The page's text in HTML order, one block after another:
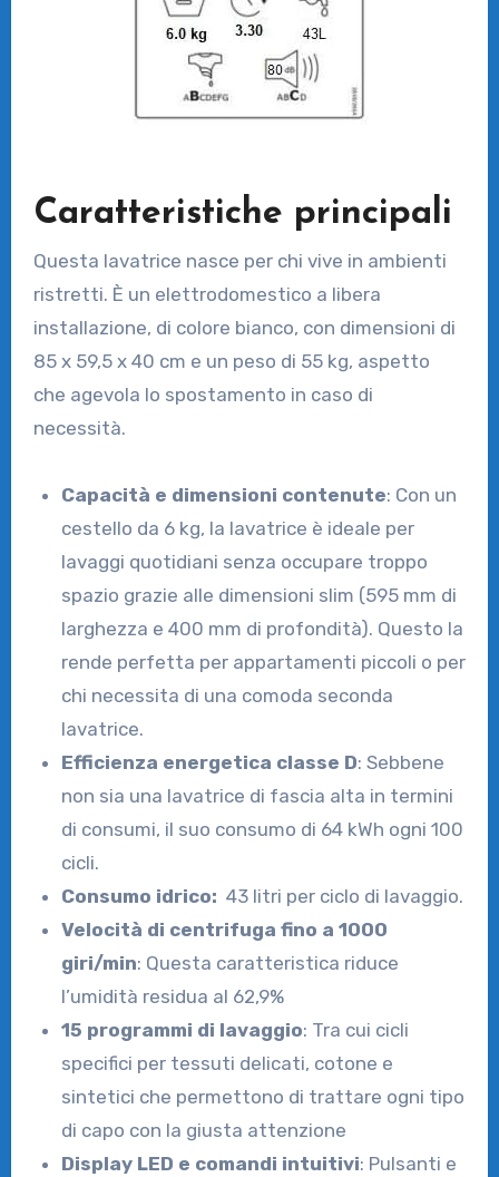
Caratteristiche principali
Questa lavatrice nasce per chi vive in ambienti
ristretti. È un elettrodomestico a libera
installazione, di colore bianco, con dimensioni di
85 x 59,5 x 40 cm e un peso di 55 kg, aspetto
che agevola lo spostamento in caso di
necessità.
Capacità e dimensioni contenute: Con un
cestello da 6 kg, la lavatrice è ideale per
lavaggi quotidiani senza occupare troppo
spazio grazie alle dimensioni slim (595 mm di
larghezza e 400 mm di profondità). Questo la
rende perfetta per appartamenti piccoli o per
chi necessita di una comoda seconda
lavatrice.
Efficienza energetica classe D: Sebbene
non sia una lavatrice di fascia alta in termini
di consumi, il suo consumo di 64 kWh ogni 100
cicli.
Consumo idrico: 43 litri per ciclo di lavaggio.
Velocità di centrifuga fino a 1000
giri/min: Questa caratteristica riduce
l’umidità residua al 62,9%
15 programmi di lavaggio: Tra cui cicli
specifici per tessuti delicati, cotone e
sintetici che permettono di trattare ogni tipo
di capo con la giusta attenzione
Display LED e comandi intuitivi: Pulsanti e